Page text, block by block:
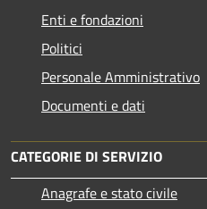
Enti e fondazioni
Politici
Personale Amministrativo
Documenti e dati
CATEGORIE DI SERVIZIO
Anagrafe e stato civile